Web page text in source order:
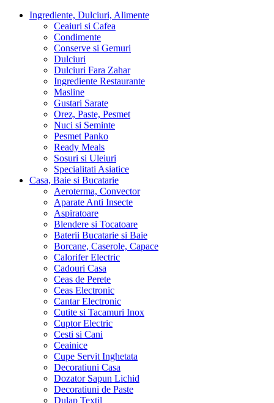
Ingrediente, Dulciuri, Alimente
Ceaiuri si Cafea
Condimente
Conserve si Gemuri
Dulciuri
Dulciuri Fara Zahar
Ingrediente Restaurante
Masline
Gustari Sarate
Orez, Paste, Pesmet
Nuci si Seminte
Pesmet Panko
Ready Meals
Sosuri si Uleiuri
Specialitati Asiatice
Casa, Baie si Bucatarie
Aeroterma, Convector
Aparate Anti Insecte
Aspiratoare
Blendere si Tocatoare
Baterii Bucatarie si Baie
Borcane, Caserole, Capace
Calorifer Electric
Cadouri Casa
Ceas de Perete
Ceas Electronic
Cantar Electronic
Cutite si Tacamuri Inox
Cuptor Electric
Cesti si Cani
Ceainice
Cupe Servit Inghetata
Decoratiuni Casa
Dozator Sapun Lichid
Decoratiuni de Paste
Dulap Textil